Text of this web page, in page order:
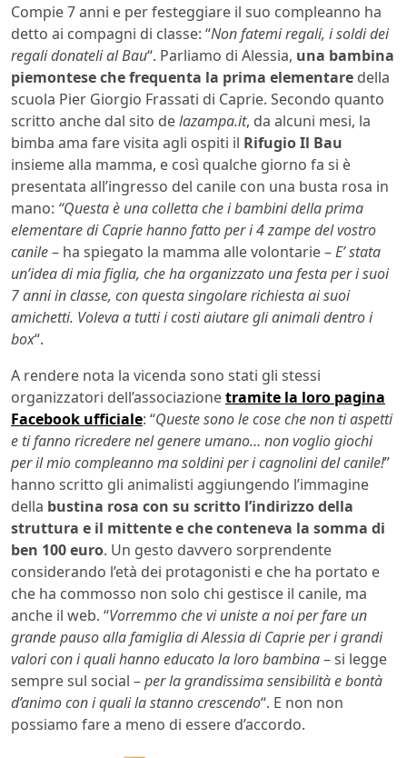
Compie 7 anni e per festeggiare il suo compleanno ha
detto ai compagni di classe: “Non fatemi regali, i soldi dei
regali donateli al Bau“. Parliamo di Alessia, una bambina
piemontese che frequenta la prima elementare della
scuola Pier Giorgio Frassati di Caprie. Secondo quanto
scritto anche dal sito delazampa.it, da alcuni mesi, la
bimba ama fare visita agli ospiti il Rifugio Il Bau
insieme alla mamma, e così qualche giorno fa si è
presentata all’ingresso del canile con una busta rosa in
mano: “Questa è una colletta che i bambini della prima
elementare di Caprie hanno fatto per i 4 zampe del vostro
canile– ha spiegato la mamma alle volontarie –E’ stata
un’idea di mia figlia, che ha organizzato una festa per i suoi
7 anni in classe, con questa singolare richiesta ai suoi
amichetti. Voleva a tutti i costi aiutare gli animali dentro i
box“.
A rendere nota la vicenda sono stati gli stessi
organizzatori dell’associazionetramite la loro pagina
Facebook ufficiale: “Queste sono le cose che non ti aspetti
e ti fanno ricredere nel genere umano… non voglio giochi
per il mio compleanno ma soldini per i cagnolini del canile!”
hanno scritto gli animalisti aggiungendo l’immagine
della bustina rosa con su scritto l’indirizzo della
struttura e il mittente e che conteneva la somma di
ben 100 euro. Un gesto davvero sorprendente
considerando l’età dei protagonisti e che ha portato e
che ha commosso non solo chi gestisce il canile, ma
anche il web. “Vorremmo che vi uniste a noi per fare un
grande pauso alla famiglia di Alessia di Caprie per i grandi
valori con i quali hanno educato la loro bambina– si legge
sempre sul social –per la grandissima sensibilità e bontà
d’animo con i quali la stanno crescendo“. E non non
possiamo fare a meno di essere d’accordo.